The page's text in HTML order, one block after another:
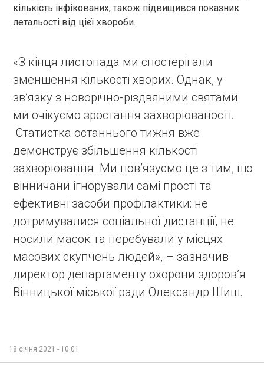
кількість інфікованих, також підвищився показник
летальості від цієї хвороби.
«З кінця листопада ми спостерігали
зменшення кількості хворих. Однак, у
зв’язку з новорічно-різдвяними святами
ми очікуємо зростання захворюваності.
Статистка останнього тижня вже
демонструє збільшення кількості
захворювання. Ми пов’язуємо це з тим, що
вінничани ігнорували самі прості та
ефективні засоби профілактики: не
дотримувалися соціальної дистанції, не
носили масок та перебували у місцях
масових скупчень людей», – зазначив
директор департаменту охорони здоров’я
Вінницької міської ради Олександр Шиш.
18 січня 2021 - 10:01